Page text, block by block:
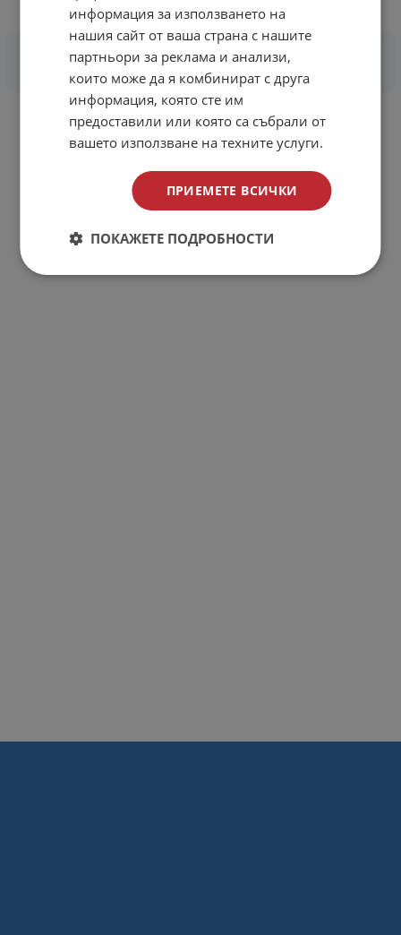
информация за използването на
нашия сайт от ваша страна с нашите
партньори за реклама и анализи,
които може да я комбинират с друга
информация, която сте им
предоставили или която са събрали от
вашето използване на техните услуги.
ПРИЕМЕТЕ ВСИЧКИ
ПОКАЖЕТЕ ПОДРОБНОСТИ